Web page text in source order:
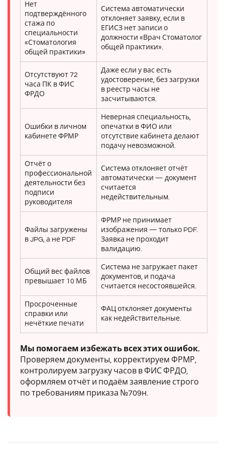
Нет
подтверждённого
стажа по
специальности
«Стоматология
общей практики»
Система автоматически
отклоняет заявку, если в
ЕГИСЗ нет записи о
должности «Врач Стоматолог
общей практики».
Отсутствуют 72
часа ПК в ФИС
ФРДО
Даже если у вас есть
удостоверение, без загрузки
в реестр часы не
засчитываются.
Ошибки в личном
кабинете ФРМР
Неверная специальность,
опечатки в ФИО или
отсутствие кабинета делают
подачу невозможной.
Отчёт о
профессиональной
деятельности без
подписи
руководителя
Система отклоняет отчёт
автоматически — документ
считается
недействительным.
Файлы загружены
в JPG, а не PDF
ФРМР не принимает
изображения — только PDF.
Заявка не проходит
валидацию.
Общий вес файлов
превышает 10 МБ
Система не загружает пакет
документов, и подача
считается несостоявшейся.
Просроченные
справки или
нечёткие печати
ФАЦ отклоняет документы
как недействительные.
Мы помогаем избежать всех этих ошибок.
Проверяем документы, корректируем ФРМР,
контролируем загрузку часов в ФИС ФРДО,
оформляем отчёт и подаём заявление строго
по требованиям приказа №709н.